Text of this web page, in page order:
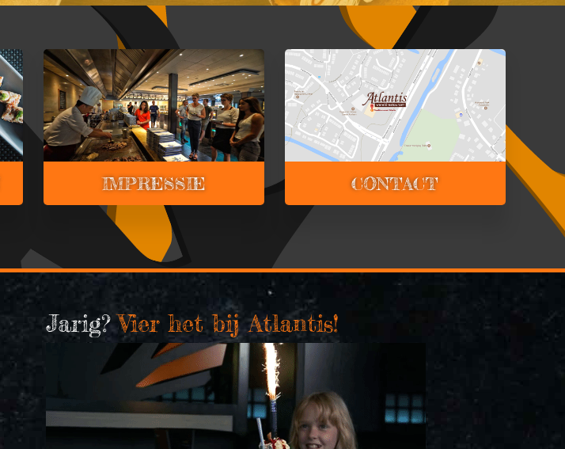
IMPRESSIE CONTACT
Jarig?Vier het bij Atlantis!